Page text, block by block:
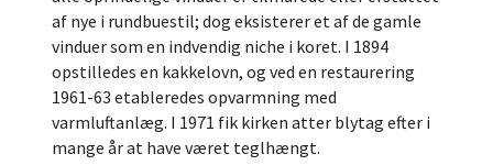
af nye i rundbuestil; dog eksisterer et af de gamle
vinduer som en indvendig niche i koret. I 1894
opstilledes en kakkelovn, og ved en restaurering
1961-63 etableredes opvarmning med
varmluftanlæg. I 1971 fik kirken atter blytag efter i
mange år at have været teglhængt.